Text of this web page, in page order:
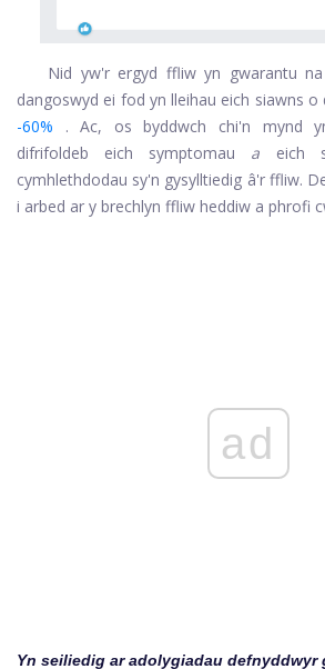
Nid yw'r ergyd ffliw yn gwarantu
dangoswyd ei fod yn lleihau eich siawns o
-60%
. Ac, os byddwch chi'n mynd
difrifoldeb eich symptomau
a
eich
cymhlethdodau sy'n gysylltiedig â'r ffliw.
i arbed ar y brechlyn ffliw heddiw a phrofi
ad
Yn seiliedig ar adolygiadau defnyddwyr